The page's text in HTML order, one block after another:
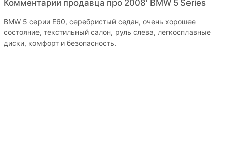
Комментарии продавца про 2008' BMW 5 Series
BMW 5 серии E60, серебристый седан, очень хорошее
состояние, текстильный салон, руль слева, легкосплавные
диски, комфорт и безопасность.